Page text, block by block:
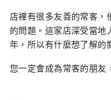
店裡有很多友善的常客，
的問題。這家店深受當
年，所以有什麼想了解的
您一定會成為常客的朋友